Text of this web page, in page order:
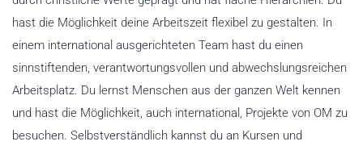
hast die Möglichkeit deine Arbeitszeit flexibel zu gestalten. In
einem international ausgerichteten Team hast du einen
sinnstiftenden, verantwortungsvollen und abwechslungsreichen
Arbeitsplatz. Du lernst Menschen aus der ganzen Welt kennen
und hast die Möglichkeit, auch international, Projekte von OM zu
besuchen. Selbstverständlich kannst du an Kursen und